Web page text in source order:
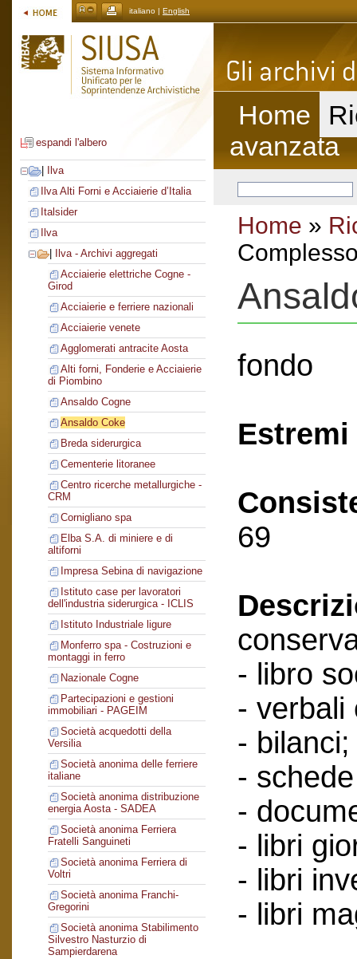
italiano | English
espandi l'albero
Ilva
Ilva Alti Forni e Acciaierie d’Italia
Italsider
Ilva
Ilva - Archivi aggregati
Acciaierie elettriche Cogne -
Girod
Acciaierie e ferriere nazionali
Acciaierie venete
Agglomerati antracite Aosta
Alti forni, Fonderie e Acciaierie
di Piombino
Ansaldo Cogne
Ansaldo Coke
Breda siderurgica
Cementerie litoranee
Centro ricerche metallurgiche -
CRM
Cornigliano spa
Elba S.A. di miniere e di
altiforni
Impresa Sebina di navigazione
Istituto case per lavoratori
dell'industria siderurgica - ICLIS
Istituto Industriale ligure
Monferro spa - Costruzioni e
montaggi in ferro
Nazionale Cogne
Partecipazioni e gestioni
immobiliari - PAGEIM
Società acquedotti della
Versilia
Società anonima delle ferriere
italiane
Società anonima distribuzione
energia Aosta - SADEA
Società anonima Ferriera
Fratelli Sanguineti
Società anonima Ferriera di
Voltri
Società anonima Franchi-
Gregorini
Società anonima Stabilimento
Silvestro Nasturzio di
Sampierdarena
Home
avanzata
Home »
fondo
69
- libro
- verbali
- bilanci;
-
-
- libri
- libri
- libri